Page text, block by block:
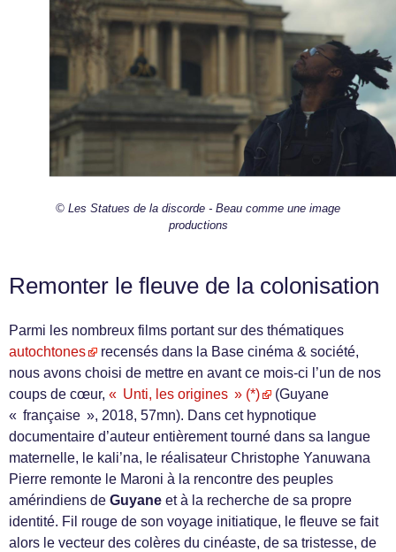
© Les Statues de la discorde - Beau comme une image
productions
Remonter le fleuve de la colonisation
Parmi les nombreux films portant sur des thématiques
autochtones
recensés dans la Base cinéma & société,
nous avons choisi de mettre en avant ce mois-ci l’un de nos
coups de cœur, « Unti, les origines » (*)
(Guyane
« française », 2018, 57mn). Dans cet hypnotique
documentaire d’auteur entièrement tourné dans sa langue
maternelle, le kali’na, le réalisateur Christophe Yanuwana
Pierre remonte le Maroni à la rencontre des peuples
amérindiens de Guyane et à la recherche de sa propre
identité. Fil rouge de son voyage initiatique, le fleuve se fait
alors le vecteur des colères du cinéaste, de sa tristesse, de